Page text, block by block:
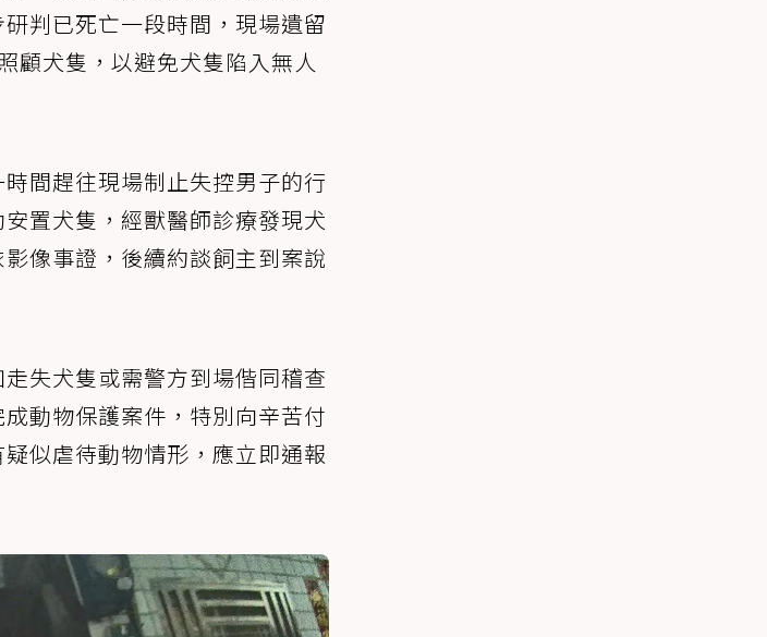
判已死亡一段時間，現場遺留
顧犬隻，以避免犬隻陷入無人
間趕往現場制止失控男子的行
置犬隻，經獸醫師診療發現犬
像事證，後續約談飼主到案說
失犬隻或需警方到場偕同稽查
動物保護案件，特別向辛苦付
似虐待動物情形，應立即通報